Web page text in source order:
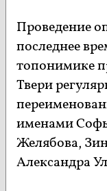
Проведение
последнее
топонимике
Твери
именами
Желябова,
Александра